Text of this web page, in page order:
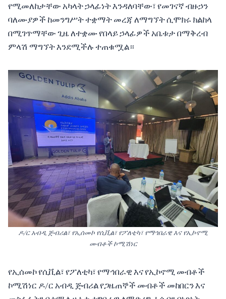
የሚመለከታቸው አካላት ኃላፊነት እንዳለባቸው፣ የመገናኛ ብዙኃን
ባለሙያዎች ከመንግሥት ተቋማት መረጃ ለማግኘት ሲሞክሩ ክልከላ
በሚገጥማቸው ጊዜ ለተቋሙ የበላይ ኃላፊዎች አቤቱታ በማቅረብ
ምላሽ ማግኘት እንደሚችሉ ተጠቁሟል።
ዶ/ር አብዲ ጅብሪል፣ የኢሰመኮ የሲቪል፣ የፖለቲካ፣ የማኅበራዊ እና የኢኮኖሚ
መብቶች ኮሚሽነር
የኢሰመኮ የሲቪል፣ የፖለቲካ፣ የማኅበራዊ እና የኢኮኖሚ መብቶች
ኮሚሽነር ዶ/ር አብዲ ጅብሪል የጋዜጠኞች መብቶች መከበርን እና